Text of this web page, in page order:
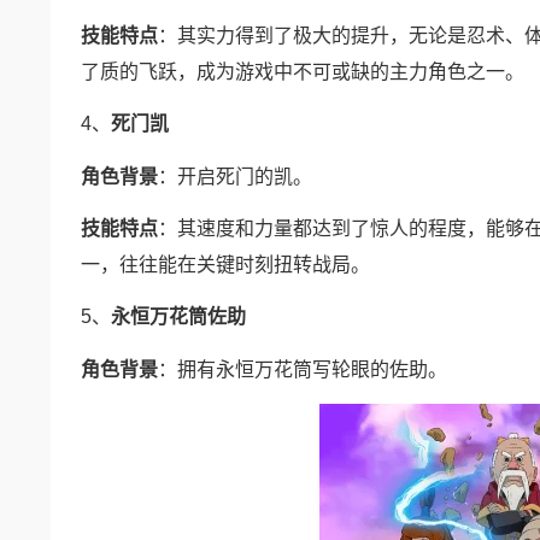
技能特点：其实力得到了极大的提升，无论是忍术、
了质的飞跃，成为游戏中不可或缺的主力角色之一。
4、 死门凯
角色背景：开启死门的凯。
技能特点：其速度和力量都达到了惊人的程度，能够
一，往往能在关键时刻扭转战局。
5、 永恒万花筒佐助
角色背景：拥有永恒万花筒写轮眼的佐助。